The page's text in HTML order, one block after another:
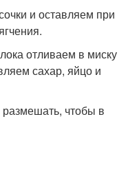
и оставляем при
отливаем в миску
сахар, яйцо и
чтобы в